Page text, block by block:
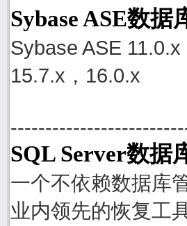
Sybase ASE数
Sybase ASE
15.7.x，16.0.x
SQL Server数据
一个不依赖数据库
业内领先的恢复工